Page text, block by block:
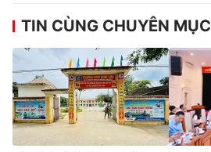
TIN CÙNG CHUYÊN MỤC